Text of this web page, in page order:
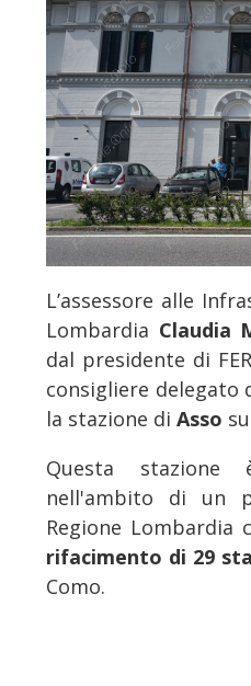
L’assessore alle
Lombardia Claudia
dal presidente di
consigliere delegato
la stazione di Asso
Questa stazione
nell'ambito di un
Regione Lombardia
rifacimento di 29
Como.